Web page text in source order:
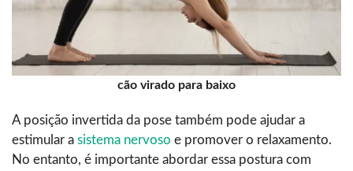
cão virado para baixo
A posição invertida da pose também pode ajudar a
estimular a sistema nervoso e promover o relaxamento.
No entanto, é importante abordar essa postura com